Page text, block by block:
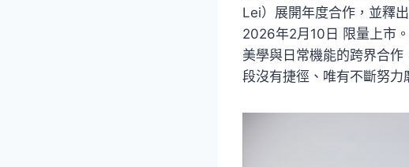
Lei）展開年度合作，並釋
2026年2月10日 限量上市
美學與日常機能的跨界合
段沒有捷徑、唯有不斷努力